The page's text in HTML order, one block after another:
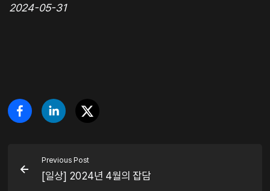
2024-05-31
Previous Post
[일상] 2024년 4월의 잡담